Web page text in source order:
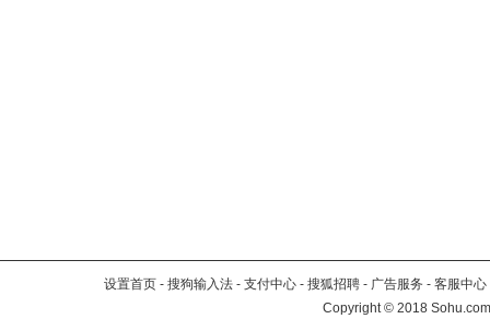
设置首页 - 搜狗输入法 - 支付中心 - 搜狐招聘 - 广告服务 - 客服中心
Copyright©2018